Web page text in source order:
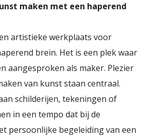
maken met een haperend
artistieke werkplaats voor
brein. Het is een plek waar
aangesproken als maker. Plezier
van kunst staan centraal.
schilderijen, tekeningen of
in een tempo dat bij de
persoonlijke begeleiding van een